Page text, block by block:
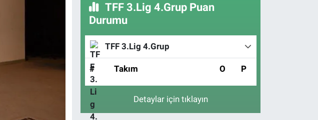
TFF 3.Lig 4.Grup Puan
Durumu
TFF 3.Lig 4.Grup
# Takım O P
Detaylar için tıklayın